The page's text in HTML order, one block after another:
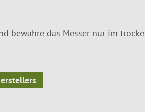
bewahre das Messer nur im